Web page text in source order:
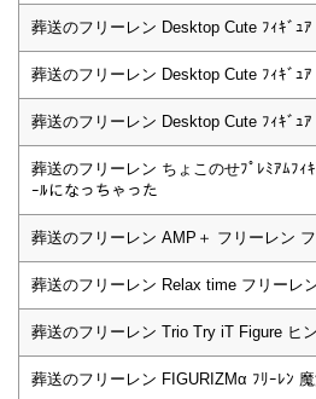
葬送のフリーレン Desktop Cute ﾌｨｷﾞｭｱ
葬送のフリーレン Desktop Cute ﾌｨｷﾞｭｱ
葬送のフリーレン Desktop Cute ﾌｨｷﾞｭ
葬送のフリーレン ちょこのせﾌﾟﾚﾐｱﾑﾌｨ
ｰﾙになっちゃった
葬送のフリーレン AMP＋ フリーレン
葬送のフリーレン Relax time フリーレ
葬送のフリーレン Trio Try iT Figure ヒ
葬送のフリーレン FIGURIZMα ﾌﾘｰﾚﾝ